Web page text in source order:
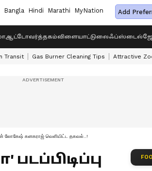
Bangla Hindi Marathi MyNation Add
ஆட்டோவர்த்தகம்விளையாட்டுலைஃப்ஸ்டைல்
Transit Gas Burner Cleaning Tips Attractive
லோகேஷ் கனகராஜ் வெளியிட்ட தகவல்..!